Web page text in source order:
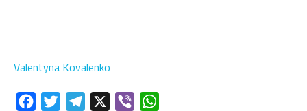
Valentyna Kovalenko
FacebookTwitterTelegram Viber